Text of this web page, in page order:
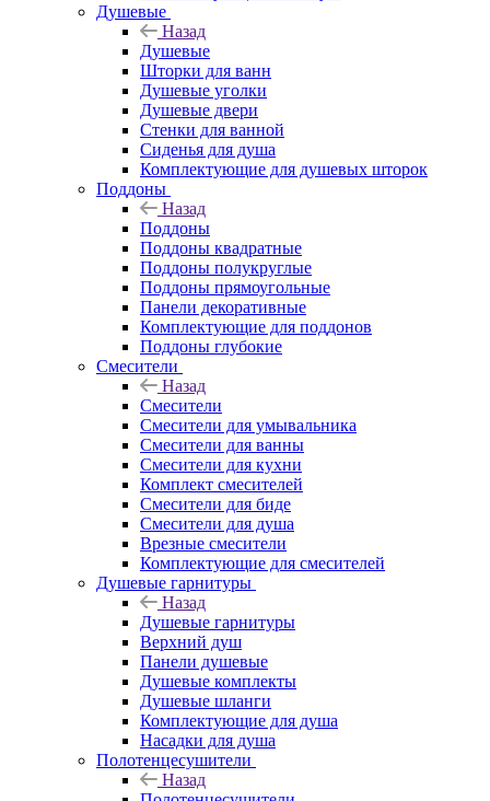
Душевые
Назад
Душевые
Шторки для ванн
Душевые уголки
Душевые двери
Стенки для ванной
Сиденья для душа
Комплектующие для душевых шторок
Поддоны
Назад
Поддоны
Поддоны квадратные
Поддоны полукруглые
Поддоны прямоугольные
Панели декоративные
Комплектующие для поддонов
Поддоны глубокие
Смесители
Назад
Смесители
Смесители для умывальника
Смесители для ванны
Смесители для кухни
Комплект смесителей
Смесители для биде
Смесители для душа
Врезные смесители
Комплектующие для смесителей
Душевые гарнитуры
Назад
Душевые гарнитуры
Верхний душ
Панели душевые
Душевые комплекты
Душевые шланги
Комплектующие для душа
Насадки для душа
Полотенцесушители
Назад